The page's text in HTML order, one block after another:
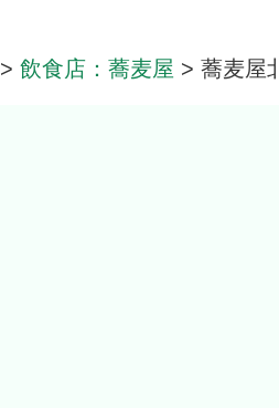
>飲食店：蕎麦屋 >蕎麦屋